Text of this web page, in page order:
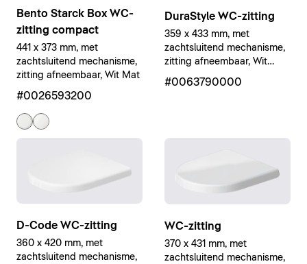
Bento Starck Box WC-
zitting compact
441 x 373 mm, met
zachtsluitend mechanisme,
zitting afneembaar, Wit Mat
#0026593200
DuraStyle WC-zitting
359 x 433 mm, met
zachtsluitend mechanisme,
zitting afneembaar, Wit
#0063790000
D-Code WC-zitting
360 x 420 mm, met
zachtsluitend mechanisme,
WC-zitting
370 x 431 mm, met
zachtsluitend mechanisme,